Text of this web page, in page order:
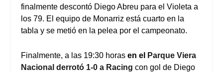
finalmente descontó Diego Abreu para el Violeta a
los 79. El equipo de Monarriz está cuarto en la
tabla y se metió en la pelea por el campeonato.
Finalmente, a las 19:30 horasen el
Parque Viera
Nacional derrotó 1-0 a Racingcon gol de Diego